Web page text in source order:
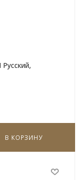
В КОРЗИНУ